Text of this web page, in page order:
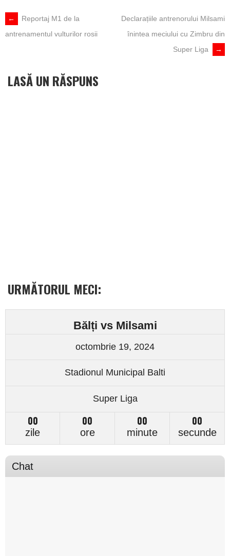
POST
←
Reportaj M1 de la
antrenamentul vulturilor rosii
Declarațiile antrenorului Milsami
înintea meciului cu Zimbru din
Super Liga
→
LASĂ UN RĂSPUNS
URMĂTORUL MECI:
Bălți vs Milsami
octombrie 19, 2024
Stadionul Municipal Balti
Super Liga
00
zile
00
ore
00
minute
00
secunde
Chat